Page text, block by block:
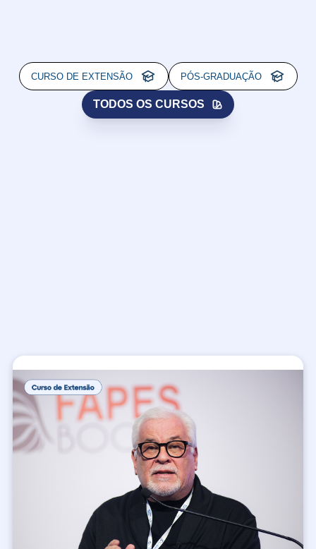
CURSO DE EXTENSÃO PÓS-GRADUAÇÃO
TODOS OS CURSOS